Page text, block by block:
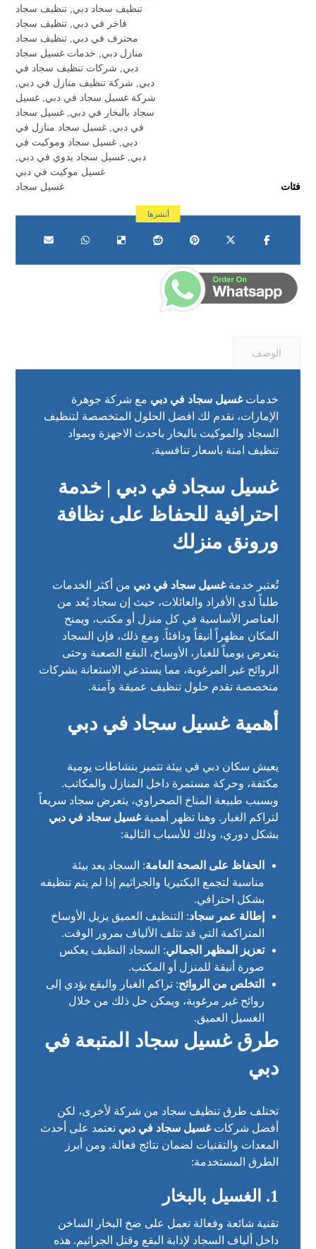
تنظيف سجاد دبي تنظيف سجاد
فاخر في دبي تنظيف سجاد
محترف في دبي تنظيف سجاد
منازل دبي
خدمات غسيل سجاد
دبي
شركات تنظيف سجاد في
دبي
شركة تنظيف منازل في دبي
شركة غسيل سجاد في دبي غسيل
سجاد بالبخار في دبي غسيل سجاد
في دبي غسيل سجاد منازل في
دبي غسيل سجاد وموكيت في
دبي غسيل سجاد يدوي في دبي
غسيل موكيت في دبي
فئات
غسيل سجاد
الوصف
خدماتغسيل سجاد في دبي مع شركة جوهرة
الإمارات، نقدم لك افضل الحلول المتخصصة لتنظيف
السجاد والموكيت بالبخار باحدث الاجهزة وبمواد
تنظيف امنة باسعار تنافسية.
غسيل سجاد في دبي | خدمة
احترافية للحفاظ على نظافة
ورونق منزلك
تُعتبر خدمةغسيل سجاد في دبي من أكثر الخدمات
طلباً لدى الأفراد والعائلات، حيث إن سجاد يُعد من
العناصر الأساسية في كل منزل أو مكتب، ويمنح
المكان مظهراً أنيقاً ودافئاً. ومع ذلك، فإن السجاد
يتعرض يومياً للغبار، الأوساخ، البقع الصعبة وحتى
الروائح غير المرغوبة، مما يستدعي الاستعانة بشركات
متخصصة تقدم حلول تنظيف عميقة وآمنة.
أهمية غسيل سجاد في دبي
يعيش سكان دبي في بيئة تتميز بنشاطات يومية
مكثفة، وحركة مستمرة داخل المنازل والمكاتب.
وبسبب طبيعة المناخ الصحراوي، يتعرض سجاد سريعاً
لتراكم الغبار. وهنا تظهر أهميةغسيل سجاد في دبي
بشكل دوري، وذلك للأسباب التالية:
الحفاظ على الصحة العامة: السجاد يعد بيئة
مناسبة لتجمع البكتيريا والجراثيم إذا لم يتم تنظيفه
بشكل احترافي.
إطالة عمر سجاد: التنظيف العميق يزيل الأوساخ
المتراكمة التي قد تتلف الألياف بمرور الوقت.
تعزيز المظهر الجمالي: السجاد النظيف يعكس
صورة أنيقة للمنزل أو المكتب.
التخلص من الروائح: تراكم الغبار والبقع يؤدي إلى
روائح غير مرغوبة، ويمكن حل ذلك من خلال
الغسيل العميق.
طرق غسيل سجاد المتبعة في
دبي
تختلف طرق تنظيف سجاد من شركة لأخرى، لكن
أفضل شركاتغسيل سجاد في دبي تعتمد على أحدث
المعدات والتقنيات لضمان نتائج فعالة. ومن أبرز
الطرق المستخدمة:
1. الغسيل بالبخار
تقنية شائعة وفعالة تعمل على ضخ البخار الساخن
داخل ألياف السجاد لإذابة البقع وقتل الجراثيم. هذه